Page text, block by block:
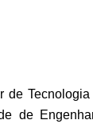
de
de